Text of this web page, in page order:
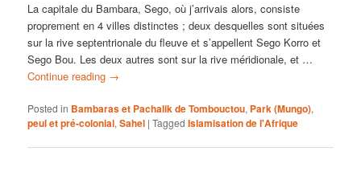
La capitale du Bambara, Sego, où j’arrivais alors, consiste
proprement en 4 villes distinctes ; deux desquelles sont situées
sur la rive septentrionale du fleuve et s’appellent Sego Korro et
Sego Bou. Les deux autres sont sur la rive méridionale, et …
Continue reading →
Posted in Bambaras et Pachalik de Tombouctou, Park (Mungo),
peul et pré-colonial,Sahel |Tagged Islamisation de l'Afrique